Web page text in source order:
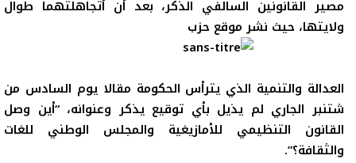
مصير القانونين السالفي الذكر، بعد أن أتجاهلتهما طوال
ولايتها، حيث نشر موقع حزب
العدالة والتنمية الذي يترأس الحكومة مقالا يوم السادس من
شتنبر الجاري لم يذيل بأي توقيع يذكر وعنوانه، “أين وصل
القانون التنظيمي للأمازيغية والمجلس الوطني للغات
والثقافة؟”.